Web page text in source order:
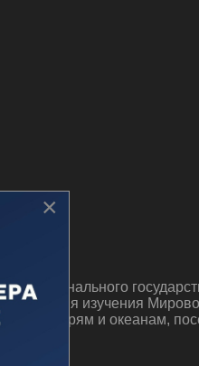
во имя изучения
по морям и океанам,
×